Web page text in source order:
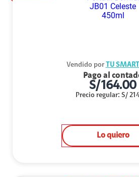
Vendido por TU
Pago al
S/164.00
Precio regular: S/
Lo quiero